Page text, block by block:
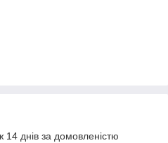
днів за домовленістю